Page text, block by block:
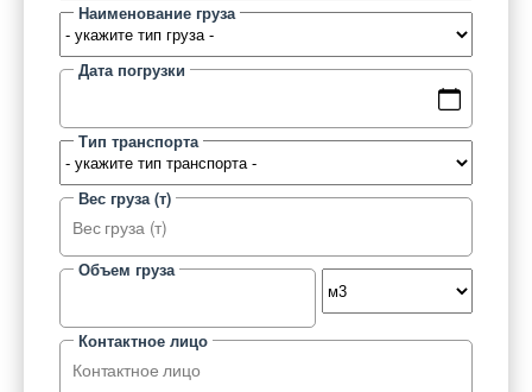
Наименование груза
Дата погрузки
Тип транспорта
Вес груза (т)
Объем груза
Контактное лицо